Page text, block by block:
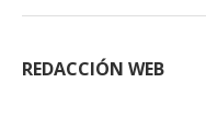
REDACCIÓN WEB